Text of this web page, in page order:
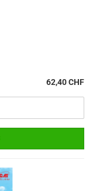
62,40 CHF